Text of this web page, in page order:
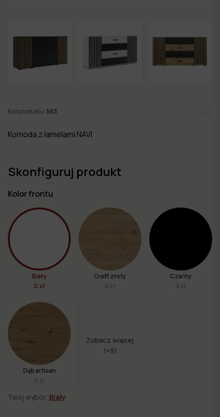
Kolekcje
Kod produktu: 563
Komoda z lamelami NAVI
Skonfiguruj produkt
Kolor frontu
Biały
0 zł
Craft złoty
0 zł
Czarny
0 zł
Dąb artisan
0 zł
Zobacz więcej
(+9)
Twój wybór: Biały